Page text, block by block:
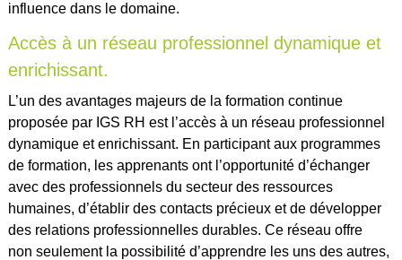
influence dans le domaine.
Accès à un réseau professionnel dynamique et
enrichissant.
L’un des avantages majeurs de la formation continue
proposée par IGS RH est l’accès à un réseau professionnel
dynamique et enrichissant. En participant aux programmes
de formation, les apprenants ont l’opportunité d’échanger
avec des professionnels du secteur des ressources
humaines, d’établir des contacts précieux et de développer
des relations professionnelles durables. Ce réseau offre
non seulement la possibilité d’apprendre les uns des autres,